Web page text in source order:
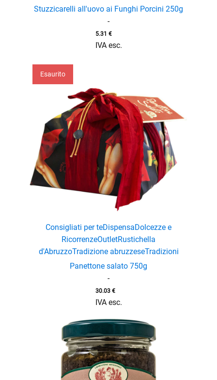
Stuzzicarelli all'uovo ai Funghi Porcini 250g
-
5.31 €
IVA esc.
Esaurito
Consigliati per teDispensaDolcezze e
RicorrenzeOutletRustichella
d'AbruzzoTradizione abruzzeseTradizioni
Panettone salato 750g
-
30.03 €
IVA esc.